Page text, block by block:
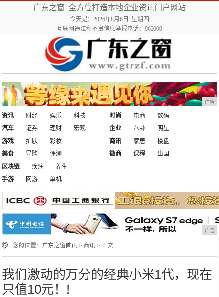
广东之窗_全方位打造本地企业资讯门户网站
今天是：2026年8月6日 星期四
互联网违法和不良信息举报电话：962000
广告
资讯 财经 娱乐
科技
汽车
证券 理财 宏观
时尚 电商
数码
企业
八卦
明星
游戏
护肤
彩妆
美食
导购 评测
商讯 家居
楼盘
微商
课程
出国
区块链
疾病
养生
手游
网游 单机
广告
您的位置： 广东之窗首页 > 商讯 > 正文
我们激动的万分的经典小米1代，现在
只值10元！!